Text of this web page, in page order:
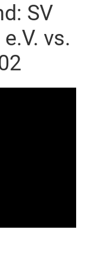
SV
vs.